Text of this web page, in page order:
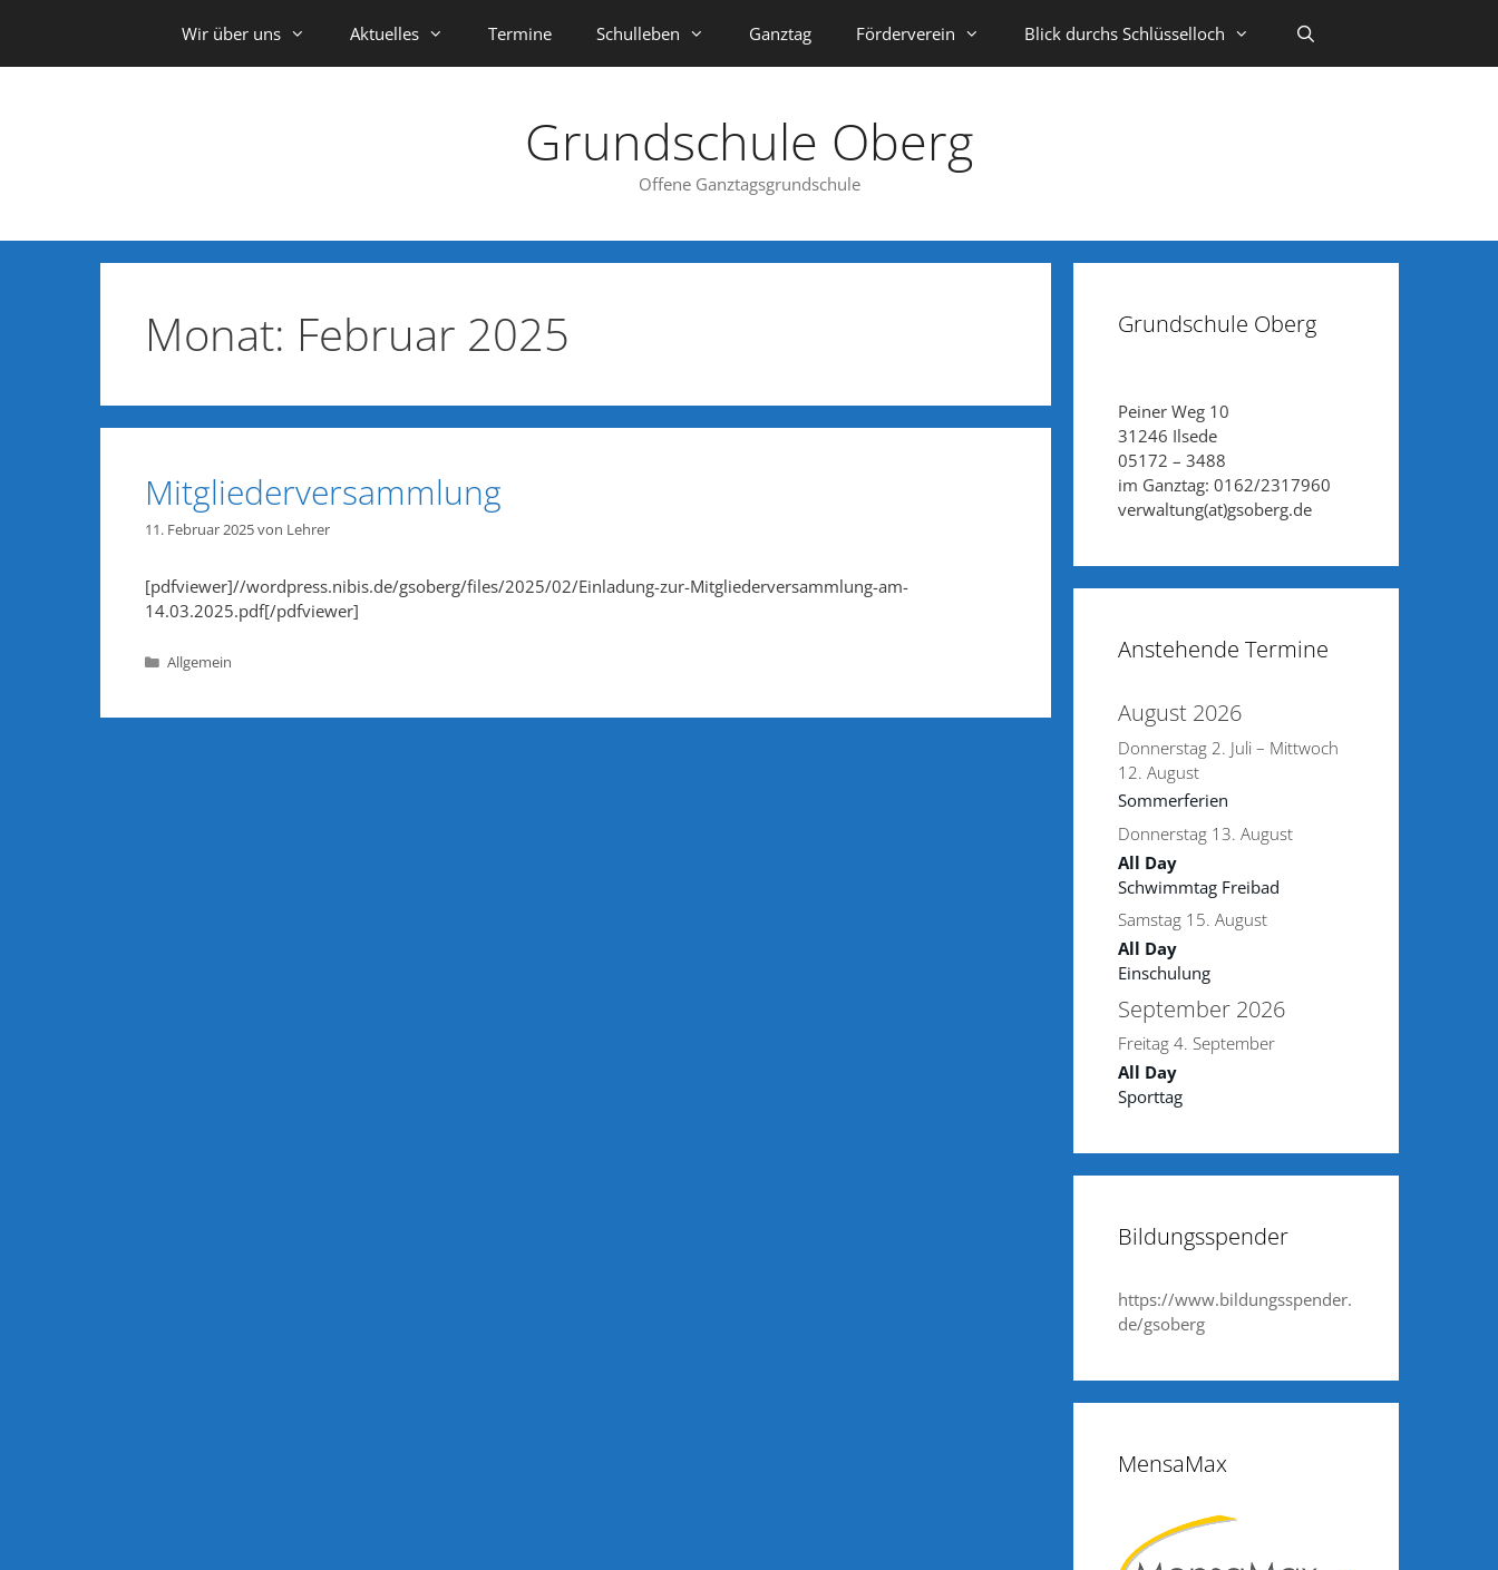
Wir über uns Aktuelles Termine Schulleben Ganztag Förderverein Blick durchs Schlüsselloch
Grundschule Oberg
Offene Ganztagsgrundschule
Monat: Februar 2025
Mitgliederversammlung
11. Februar 2025von Lehrer
[pdfviewer]//wordpress.nibis.de/gsoberg/files/2025/02/Einladung-zur-Mitgliederversammlung-am-
14.03.2025.pdf[/pdfviewer]
Kategorien
Allgemein
Grundschule Oberg
Peiner Weg 10
31246 Ilsede
05172 – 3488
im Ganztag: 0162/2317960
verwaltung(at)gsoberg.de
Anstehende Termine
August 2026
Donnerstag 2. Juli – Mittwoch
12. August
Sommerferien
Donnerstag 13. August
All Day
Schwimmtag Freibad
Samstag 15. August
All Day
Einschulung
September 2026
Freitag 4. September
All Day
Sporttag
Bildungsspender
https://www.bildungsspender.
de/gsoberg
MensaMax